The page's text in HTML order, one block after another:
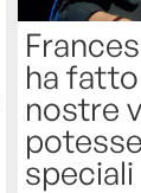
ha
nostre
speciali